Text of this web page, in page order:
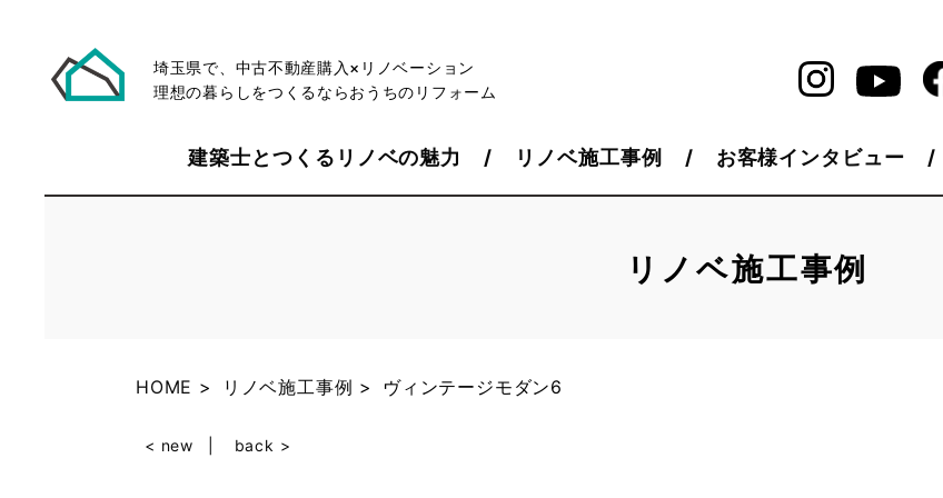
埼玉県で、中古不動産購入×リノベーション
理想の暮らしをつくるならおうちのリフォーム
建築士とつくるリノベの魅力 リノベ施工事例 お客様インタビュー
リノベ施工事例
HOME リノベ施工事例 ヴィンテージモダン6
< new back >